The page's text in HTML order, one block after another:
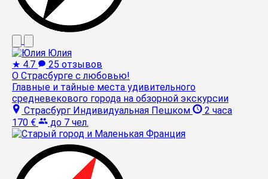
Юлия
★ 4.7
25 отзывов
О Страсбурге с любовью!
Главные и тайные места удивительного
средневекового города на обзорной экскурсии
Страсбург Индивидуальная Пешком
2 часа
170 €
до 7 чел.